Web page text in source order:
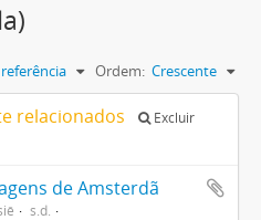
Ordem: Crescente
relacionados
Excluir
de Amsterdã
s.d.